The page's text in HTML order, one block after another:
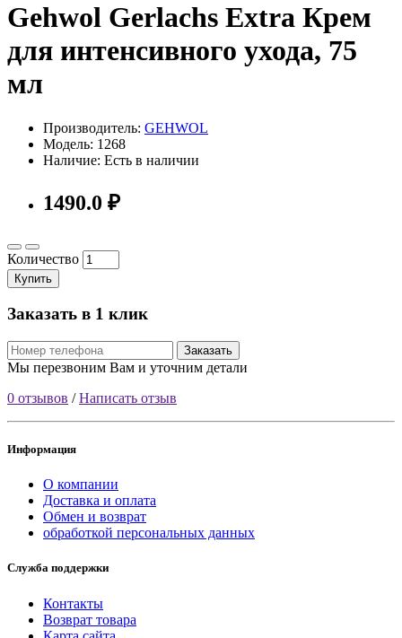
Gehwol Gerlachs Extra Крем
для интенсивного ухода, 75
мл
Производитель: GEHWOL
Модель: 1268
Наличие: Есть в наличии
1490.0 ₽
Количество
Купить
Заказать в 1 клик
Заказать
Мы перезвоним Вам и уточним детали
0 отзывов /Написать отзыв
Информация
О компании
Доставка и оплата
Обмен и возврат
обработкой персональных данных
Служба поддержки
Контакты
Возврат товара